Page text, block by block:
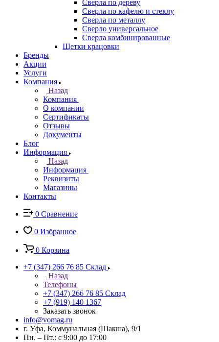
Сверла по дереву
Сверла по кафелю и стеклу
Сверла по металлу
Сверло универсальное
Сверла комбинированные
Щетки крацовки
Бренды
Акции
Услуги
Компания
Назад
Компания
О компании
Сертификаты
Отзывы
Документы
Блог
Информация
Назад
Информация
Реквизиты
Магазины
Контакты
0 Сравнение
0 Избранное
0 Корзина
+7 (347) 266 76 85 Склад
Назад
Телефоны
+7 (347) 266 76 85 Склад
+7 (919) 140 1367
Заказать звонок
info@vomag.ru
г. Уфа, Коммунальная (Шакша), 9/1
Пн. – Пт.: с 9:00 до 17:00